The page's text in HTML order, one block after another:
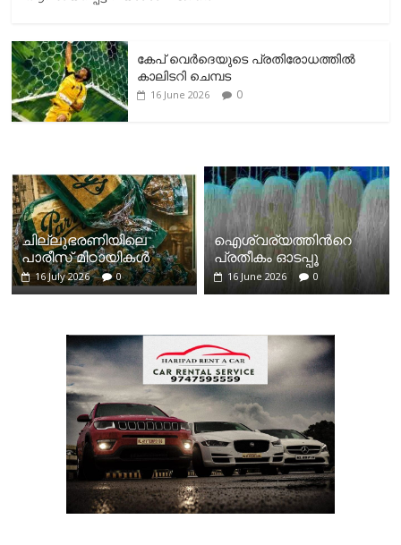
കേപ് വെര്‍ദെയുടെ പ്രതിരോധത്തില്‍
കാലിടറി ചെമ്പട
16 June 2026 0
ചില്ലുഭരണിയിലെ
പാരീസ് മിഠായികള്‍
16 July 2026 0
ഐശ്വര്യത്തിന്‍റെ
പ്രതീകം ഓടപ്പൂ
16 June 2026 0